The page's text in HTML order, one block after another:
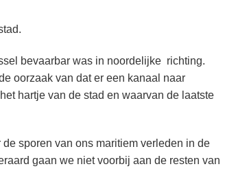
bevaarbar was in noordelijke richting.
oorzaak van dat er een kanaal naar
hartje van de stad en waarvan de laatste
sporen van ons maritiem verleden in de
gaan we niet voorbij aan de resten van